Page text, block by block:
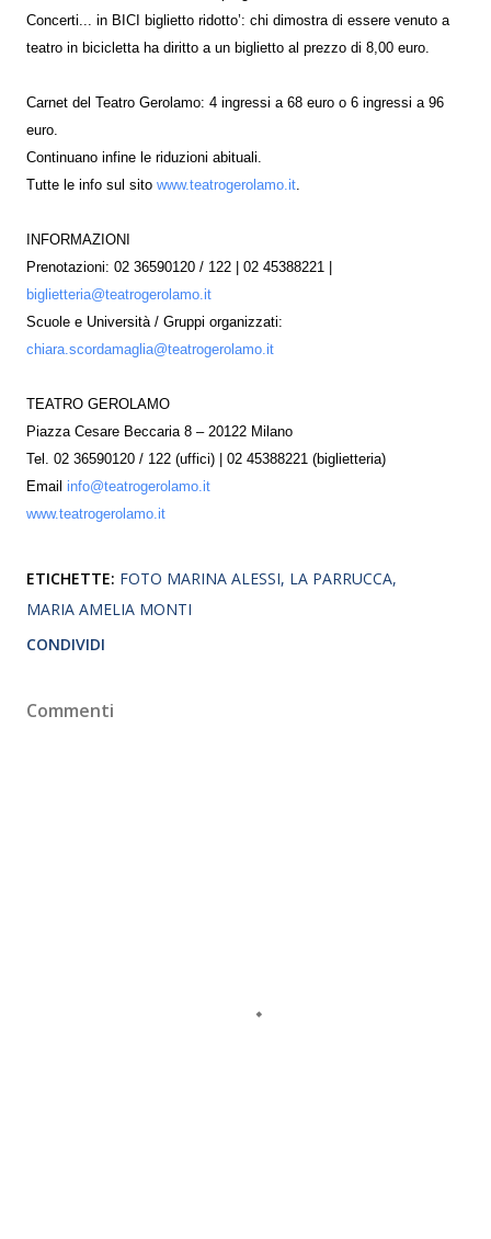
Concerti... in BICI biglietto ridotto’: chi dimostra di essere venuto a
teatro in bicicletta ha diritto a un biglietto al prezzo di 8,00 euro.
Carnet del Teatro Gerolamo: 4 ingressi a 68 euro o 6 ingressi a 96
euro.
Continuano infine le riduzioni abituali.
Tutte le info sul sito www.teatrogerolamo.it.
INFORMAZIONI
Prenotazioni: 02 36590120 / 122 | 02 45388221 |
biglietteria@teatrogerolamo.it
Scuole e Università / Gruppi organizzati:
chiara.scordamaglia@teatrogerolamo.it
TEATRO GEROLAMO
Piazza Cesare Beccaria 8 – 20122 Milano
Tel. 02 36590120 / 122 (uffici) | 02 45388221 (biglietteria)
Email info@teatrogerolamo.it
www.teatrogerolamo.it
ETICHETTE: FOTO MARINA ALESSI LA PARRUCCA
MARIA AMELIA MONTI
CONDIVIDI
Commenti